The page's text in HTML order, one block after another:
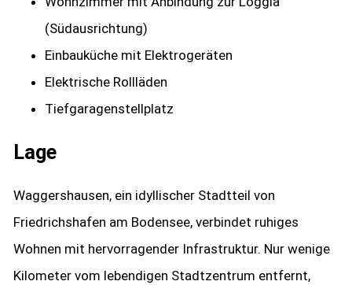
(Südausrichtung)
Einbauküche mit Elektrogeräten
Elektrische Rollläden
Tiefgaragenstellplatz
Lage
Waggershausen, ein idyllischer Stadtteil von
Friedrichshafen am Bodensee, verbindet ruhiges
Wohnen mit hervorragender Infrastruktur. Nur wenige
Kilometer vom lebendigen Stadtzentrum entfernt,